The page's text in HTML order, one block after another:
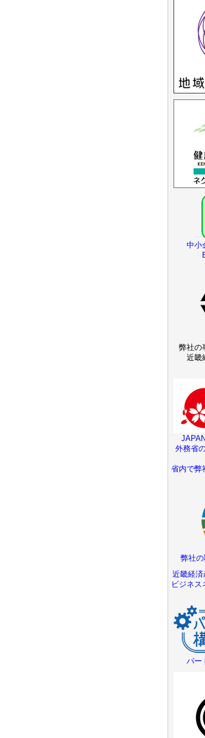
中小
弊社の
近畿
外務省
省内で弊
弊社
近畿経
ビジネス
パー